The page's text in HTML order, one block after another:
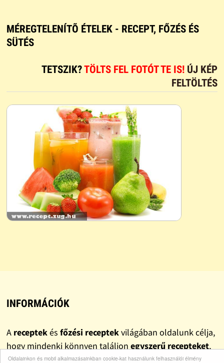
Oldalainkon és mobil alkalmazásainkban cookie-kat használunk felhasználói élmény
MÉREGTELENÍTÕ ÉTELEK - RECEPT, FŐZÉS ÉS
SÜTÉS
TETSZIK?TÖLTS FEL FOTÓT TE IS! ÚJ KÉP
FELTÖLTÉS
INFORMÁCIÓK
A receptekés főzési receptekvilágában oldalunk célja,
hogy mindenki könnyen találjon egyszerű recepteket,
gyors recepteketés valóbanfinom recepteket.